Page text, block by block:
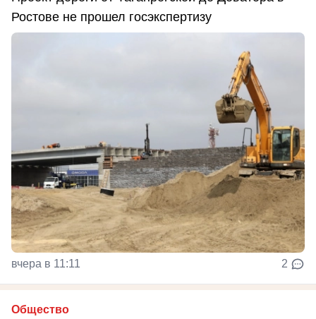
Ростове не прошел госэкспертизу
вчера в 11:11 2
Общество